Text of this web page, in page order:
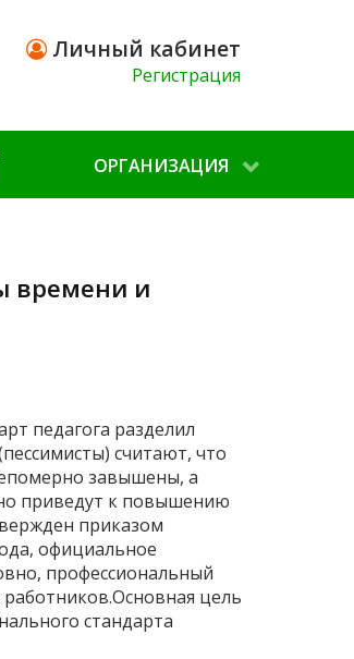
Личный кабинет
Регистрация
ОРГАНИЗАЦИЯ
времени и
педагога разделил
считают, что
завышены, а
приведут к повышению
приказом
официальное
профессиональный
цель
стандарта